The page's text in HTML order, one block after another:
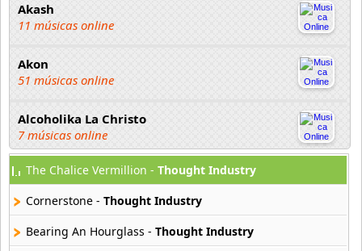
Akash
11 músicas online
Akon
51 músicas online
Alcoholika La Christo
7 músicas online
Atajo
22 músicas online
Banane Metalik
26 músicas online
The Chalice Vermillion - Thought Industry
Cornerstone - Thought Industry
Bearing An Hourglass - Thought Industry